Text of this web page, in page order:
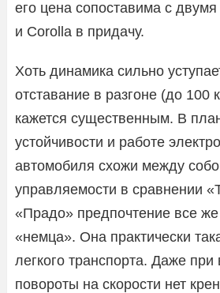
его цена сопоставима с
и Corolla в придачу.
Хоть динамика сильно
отставание в разгоне (до 100
кажется существенным. В
устойчивости и работе
автомобиля схожи между
управляемости в сравнении
«Прадо» предпочтение все
«немца». Она практически
легкого транспорта. Даже
повороты на скорости нет